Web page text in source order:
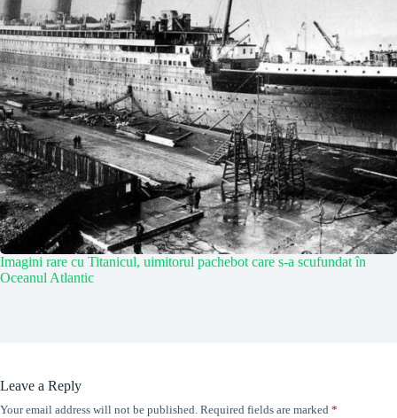
Imagini rare cu Titanicul, uimitorul pachebot care s-a scufundat în
Oceanul Atlantic
Leave a Reply
Your email address will not be published. Required fields are marked *